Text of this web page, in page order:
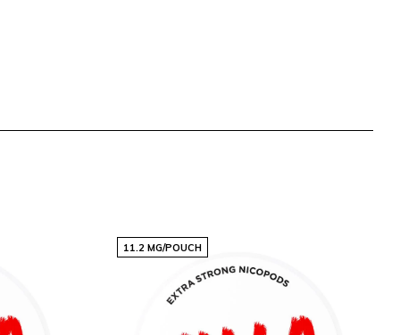
11.2 MG/POUCH